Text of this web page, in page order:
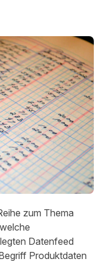
zum Thema
Datenfeed
Produktdaten